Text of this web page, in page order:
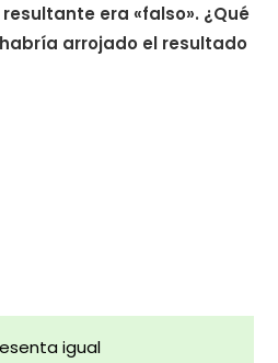
era «falso». ¿Qué
arrojado el resultado
igual